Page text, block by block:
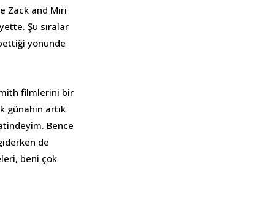
Zack and Miri
Şu sıralar
yönünde
filmlerini bir
günahın artık
Bence
de
beni çok